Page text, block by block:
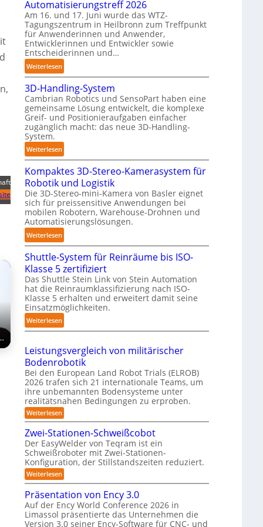
o
b
o
t
n
d
i
g
e
o
y
m
e
r
l
a
g
e
r
f
ü
r
T
a
u
c
h
r
o
b
o
t
r
Automatisierungstreff 2026
Am 16. und 17. Juni wurde das WTZ-
Tagungszentrum in Heilbronn zum Treffpunkt
für Anwenderinnen und Anwender,
Entwicklerinnen und Entwickler sowie
Entscheiderinnen und…
Weiterlesen:
A
u
t
o
m
a
t
i
i
e
r
u
n
g
s
t
r
e
f
f
2
0
2
3D-Handling-System
Cambrian Robotics und SensoPart haben eine
gemeinsame Lösung entwickelt, die komplexe
Greif- und Positionieraufgaben einfacher
zugänglich macht: das neue 3D-Handling-
System.
Weiterlesen:
3
D
-
H
a
n
d
l
i
n
g
-
S
y
s
t
m
Kompaktes 3D-Stereo-Kamerasystem für
Robotik und Logistik
Die 3D-Stereo-mini-Kamera von Basler eignet
sich für preissensitive Anwendungen bei
mobilen Robotern, Warehouse-Drohnen und
Automatisierungslösungen.
Weiterlesen:
K
o
m
p
a
k
t
e
D
-
S
t
e
r
e
o
-
K
a
m
e
r
a
s
Shuttle-System für Reinräume bis ISO-
Klasse 5 zertifiziert
Das Shuttle Stein Link von Stein Automation
hat die Reinraumklassifizierung nach ISO-
Klasse 5 erhalten und erweitert damit seine
Einsatzmöglichkeiten.
Weiterlesen:
S
u
t
t
l
e
-
S
y
s
t
e
m
ü
r
R
Leistungsvergleich von militärischer
Bodenrobotik
Bei den European Land Robot Trials (ELROB)
2026 trafen sich 21 internationale Teams, um
ihre unbemannten Bodensysteme unter
realitätsnahen Bedingungen zu erproben.
Weiterlesen:
L
e
i
s
t
u
n
g
s
v
e
r
g
Zwei-Stationen-Schweißcobot
Der EasyWelder von Teqram ist ein
Schweißroboter mit Zwei-Stationen-
Konfiguration, der Stillstandszeiten reduziert.
Weiterlesen:
Z
e
i
-
S
Präsentation von Ency 3.0
Auf der Ency World Conference 2026 in
Limassol präsentierte das Unternehmen die
Version 3.0 seiner Ency-Software für CNC- und